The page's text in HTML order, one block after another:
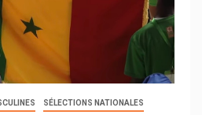
SÉLECTIONS NATIONALES